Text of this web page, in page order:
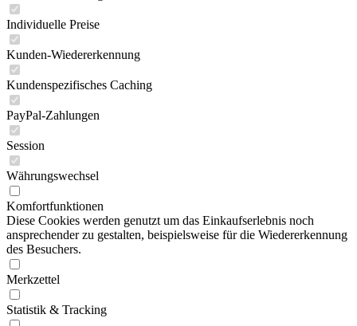
Individuelle Preise
Kunden-Wiedererkennung
Kundenspezifisches Caching
PayPal-Zahlungen
Session
Währungswechsel
Komfortfunktionen
Diese Cookies werden genutzt um das Einkaufserlebnis noch
ansprechender zu gestalten, beispielsweise für die Wiedererkennung
des Besuchers.
Merkzettel
Statistik & Tracking